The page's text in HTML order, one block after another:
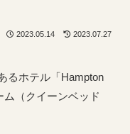
2023.05.14 2023.07.27
るホテル「Hampton
ム（クイーンベッド